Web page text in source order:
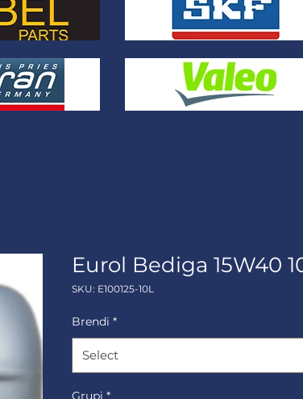
Eurol Bediga 15W40
SKU: E100125-10L
Brendi *
Select
Grupi *